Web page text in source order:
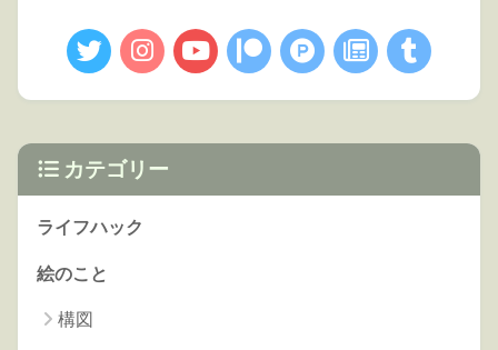
カテゴリー
ライフハック
絵のこと
構図